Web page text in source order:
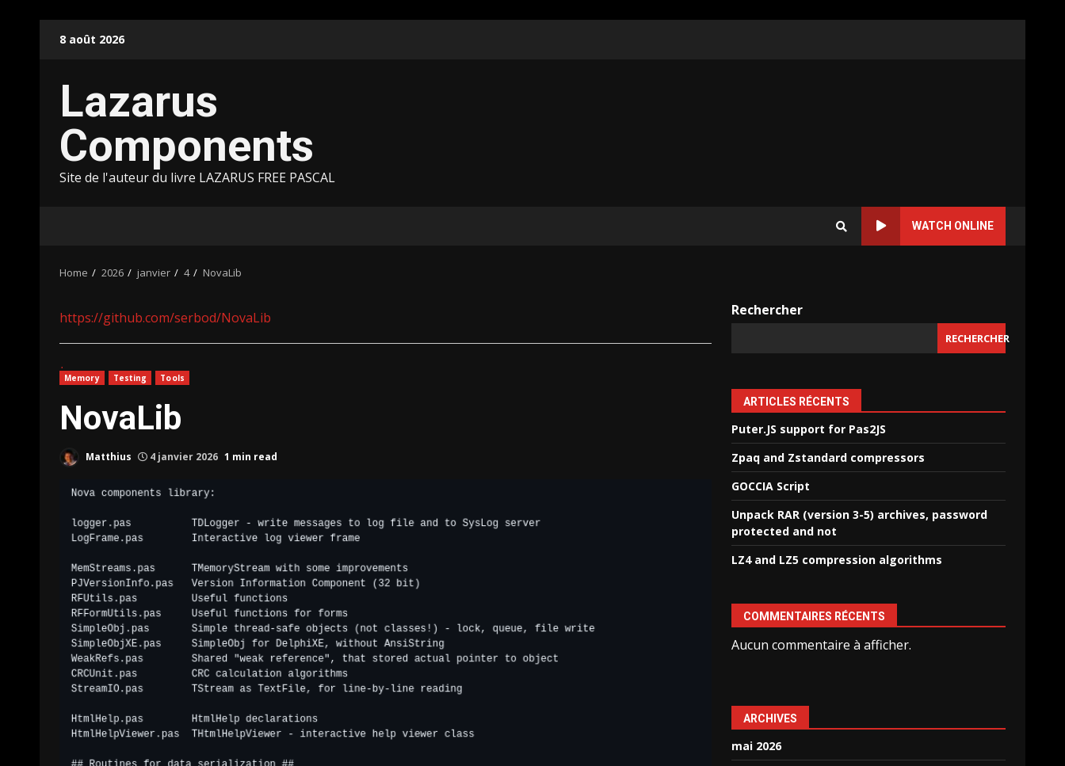
8 août 2026
Lazarus
Components
Site de l'auteur du livre LAZARUS FREE PASCAL
WATCH ONLINE
Home 2026 janvier 4 NovaLib
https://github.com/serbod/NovaLib
Memory Testing Tools
NovaLib
Matthius 4 janvier 2026 1 min read
Rechercher
RECHERCHER
ARTICLES RÉCENTS
Puter.JS support for Pas2JS
Zpaq and Zstandard compressors
GOCCIA Script
Unpack RAR (version 3-5) archives, password
protected and not
LZ4 and LZ5 compression algorithms
COMMENTAIRES RÉCENTS
Aucun commentaire à afficher.
ARCHIVES
mai 2026